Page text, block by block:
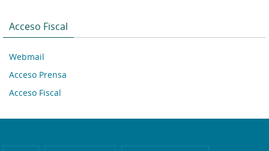
Acceso Fiscal
Webmail
Acceso Prensa
Acceso Fiscal